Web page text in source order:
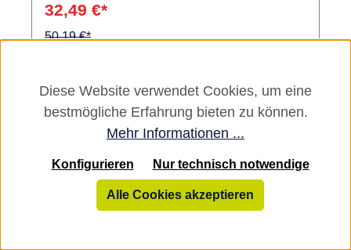
32,49 €*
50,19 €*
Rabatt
Diese Website verwendet Cookies, um eine
bestmögliche Erfahrung bieten zu können.
Mehr Informationen ...
Nur technisch notwendige
Konfigurieren
Alle Cookies akzeptieren